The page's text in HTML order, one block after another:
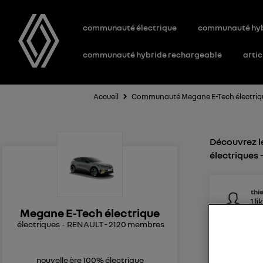
communauté électrique communauté
communauté hybride rechargeable
Accueil Communauté Megane E-Tech
Megane E-Tech électrique
électriques RENAULT-2120 membres
nouvelle ère 100% électrique
Découvrez
électriques
1
Bonjour